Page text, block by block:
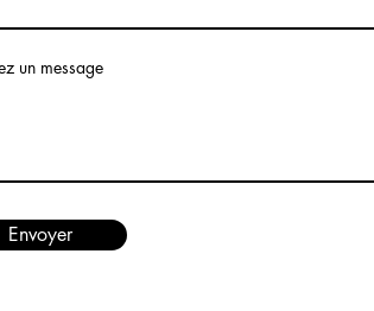
un message
Envoyer